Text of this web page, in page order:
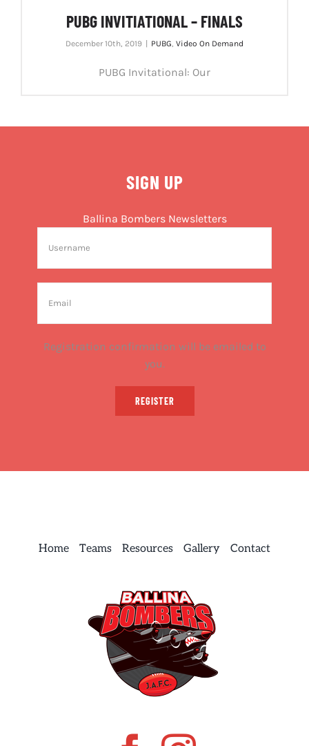
PUBG INVITIATIONAL – FINALS
December 10th, 2019 PUBG, Video On Demand
PUBG Invitational: Our
SIGN UP
Ballina Bombers Newsletters
Registration confirmation will be emailed to
you.
REGISTER
Home Teams Resources Gallery Contact